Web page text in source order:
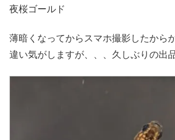
夜桜ゴールド
薄暗くなってからスマホ撮影したから
違い気がしますが、、、久しぶりの出